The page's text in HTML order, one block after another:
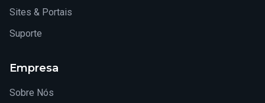
Sites & Portais
Suporte
Empresa
Sobre Nós